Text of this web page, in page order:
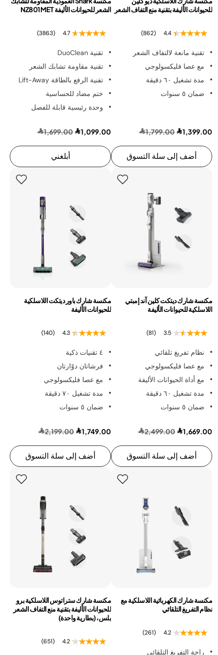
للحيوانات الأليفة بتقنية منع التفاف الشعر
4.4
(862)
تقنية مانعة لالتفاف الشعر
مع عصا فليكسولوجي
مدة تشغيل ٦٠ دقيقة
ضمان ٥ سنوات
1,399.00
1,799.00
أضف إلى سلة التسوق
الشعر للحيوانات الأليفة NZ801MET
4.7
(3863)
تقنية DuoClean
تقنية مقاومة تشابك الشعر
تقنية الرفع بالطاقة Lift-Away
ختم مضاد للحساسية
وحدة رئيسية قابلة للفصل
1,099.00
1,699.00
أبلغني
مكنسة شارك ديتكت كلين آند إمبتي
اللاسلكية للحيوانات الأليفة
3.5
(81)
نظام تفريغ تلقائي
مع عصا فليكسولوجي
مع أداة الحيوانات الأليفة
مدة تشغيل ٦٠ دقيقة
ضمان ٥ سنوات
1,669.00
2,499.00
أضف إلى سلة التسوق
مكنسة شارك باور ديتكت اللاسلكية
للحيوانات الأليفة
4.3
(140)
٤ تقنيات ذكية
فرشاتان دوّارتان
مع عصا فليكسولوجي
مدة تشغيل ٧٠ دقيقة
ضمان ٥ سنوات
1,749.00
2,199.00
أضف إلى سلة التسوق
مكنسة شارك الكهربائية اللاسلكية مع
نظام التفريغ التلقائي
4.2
(261)
راحة التفريغ التلقائي
مكنسة شارك ستراتوس اللاسلكية برو
للحيوانات الأليفة بتقنية منع التفاف الشعر
بلس، (بطارية واحدة)
4.2
(651)